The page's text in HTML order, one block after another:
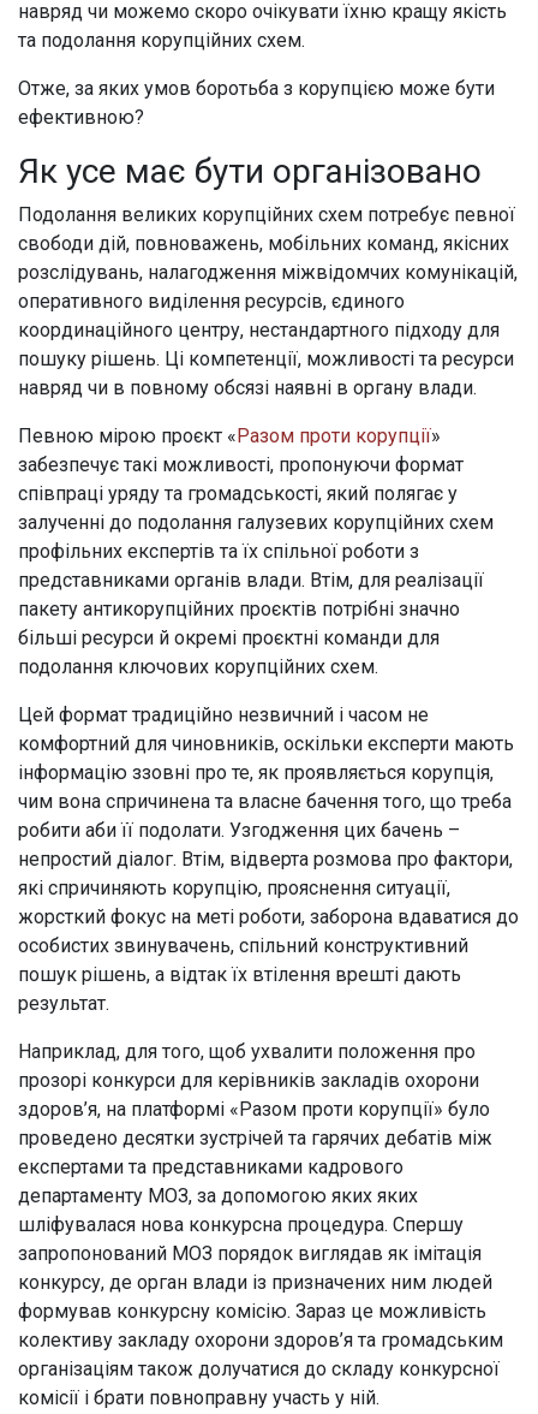
навряд чи можемо скоро очікувати їхню кращу якість
та подолання корупційних схем.
Отже, за яких умов боротьба з корупцією може бути
ефективною?
Як усе має бути організовано
Подолання великих корупційних схем потребує певної
свободи дій, повноважень, мобільних команд, якісних
розслідувань, налагодження міжвідомчих комунікацій,
оперативного виділення ресурсів, єдиного
координаційного центру, нестандартного підходу для
пошуку рішень. Ці компетенції, можливості та ресурси
навряд чи в повному обсязі наявні в органу влади.
Певною мірою проєкт «Разом проти корупції»
забезпечує такі можливості, пропонуючи формат
співпраці уряду та громадськості, який полягає у
залученні до подолання галузевих корупційних схем
профільних експертів та їх спільної роботи з
представниками органів влади. Втім, для реалізації
пакету антикорупційних проєктів потрібні значно
більші ресурси й окремі проєктні команди для
подолання ключових корупційних схем.
Цей формат традиційно незвичний і часом не
комфортний для чиновників, оскільки експерти мають
інформацію ззовні про те, як проявляється корупція,
чим вона спричинена та власне бачення того, що треба
робити аби її подолати. Узгодження цих бачень –
непростий діалог. Втім, відверта розмова про фактори,
які спричиняють корупцію, прояснення ситуації,
жорсткий фокус на меті роботи, заборона вдаватися до
особистих звинувачень, спільний конструктивний
пошук рішень, а відтак їх втілення врешті дають
результат.
Наприклад, для того, щоб ухвалити положення про
прозорі конкурси для керівників закладів охорони
здоров’я, на платформі «Разом проти корупції» було
проведено десятки зустрічей та гарячих дебатів між
експертами та представниками кадрового
департаменту МОЗ, за допомогою яких яких
шліфувалася нова конкурсна процедура. Спершу
запропонований МОЗ порядок виглядав як імітація
конкурсу, де орган влади із призначених ним людей
формував конкурсну комісію. Зараз це можливість
колективу закладу охорони здоров’я та громадським
організаціям також долучатися до складу конкурсної
комісії і брати повноправну участь у ній.